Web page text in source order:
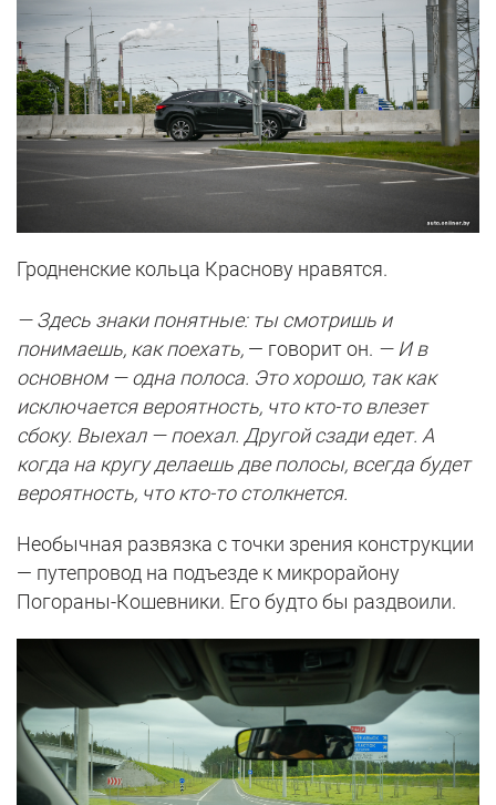
Гродненские кольца Краснову нравятся.
— Здесь знаки понятные: ты смотришь и
понимаешь, как поехать, — говорит он. — И в
основном — одна полоса. Это хорошо, так как
исключается вероятность, что кто-то влезет
сбоку. Выехал — поехал. Другой сзади едет. А
когда на кругу делаешь две полосы, всегда будет
вероятность, что кто-то столкнется.
Необычная развязка с точки зрения конструкции
— путепровод на подъезде к микрорайону
Погораны-Кошевники. Его будто бы раздвоили.